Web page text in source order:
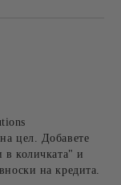
цел. Добавете
в количката" и
на кредита.